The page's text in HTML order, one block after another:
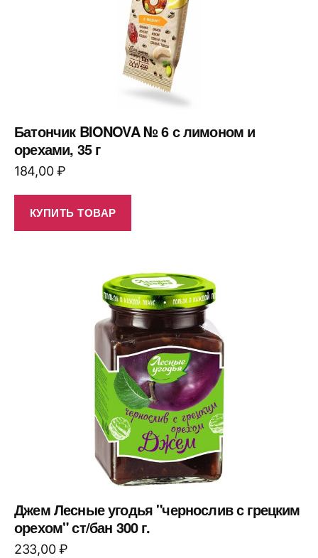
Батончик BIONOVA № 6 с лимоном и
орехами, 35 г
184,00₽
КУПИТЬ ТОВАР
Джем Лесные угодья "чернослив с грецким
орехом" ст/бан 300 г.
233,00₽